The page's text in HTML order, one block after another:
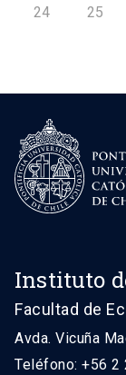
24 25
Instituto
Facultad de
Avda. Vicuña
Teléfono: +56 2